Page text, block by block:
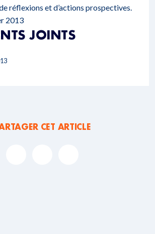
réflexions et d’actions prospectives.
2013
JOINTS
CET ARTICLE